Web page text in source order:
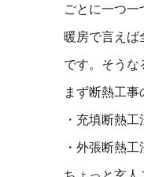
ごとに一つ一
暖房で言えば
です。そうな
まず断熱工事
・充填断熱工
・外張断熱工